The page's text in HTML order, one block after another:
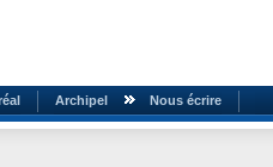
Archipel Nous écrire